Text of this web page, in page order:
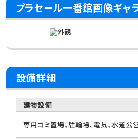
プラセール一番館画像ギャ
設備詳細
建物設備
専用ゴミ置場、駐輪場、電気、水道公